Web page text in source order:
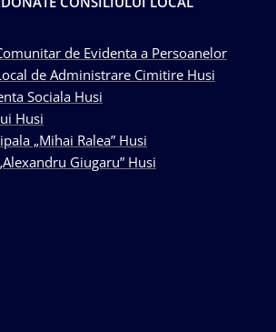
de Evidenta a Persoanelor
de Administrare Cimitire Husi
Sociala Husi
Husi
„Mihai Ralea” Husi
Giugaru” Husi